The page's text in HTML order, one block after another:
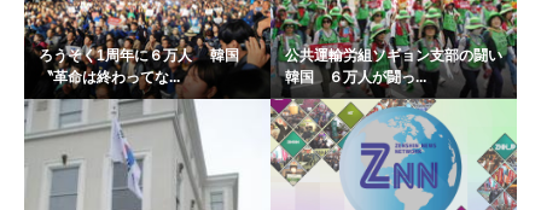
ろうそく1周年に６万人 韓国
〝革命は終わってな...
公共運輸労組ソギョン支部の闘い
韓国 ６万人が闘っ...